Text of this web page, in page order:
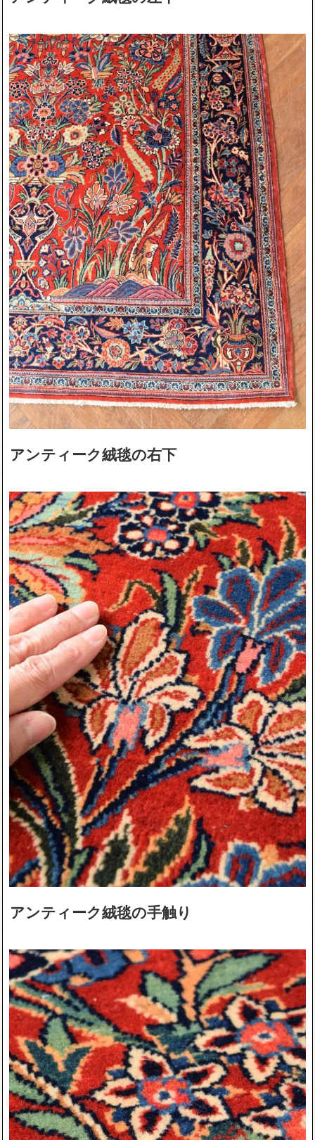
アンティーク絨毯の右下
アンティーク絨毯の手触り